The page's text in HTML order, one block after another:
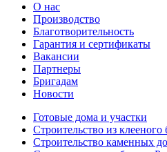
О нас
Производство
Благотворительность
Гарантия и сертификаты
Вакансии
Партнеры
Бригадам
Новости
Готовые дома и участки
Строительство из клееного
Строительство каменных